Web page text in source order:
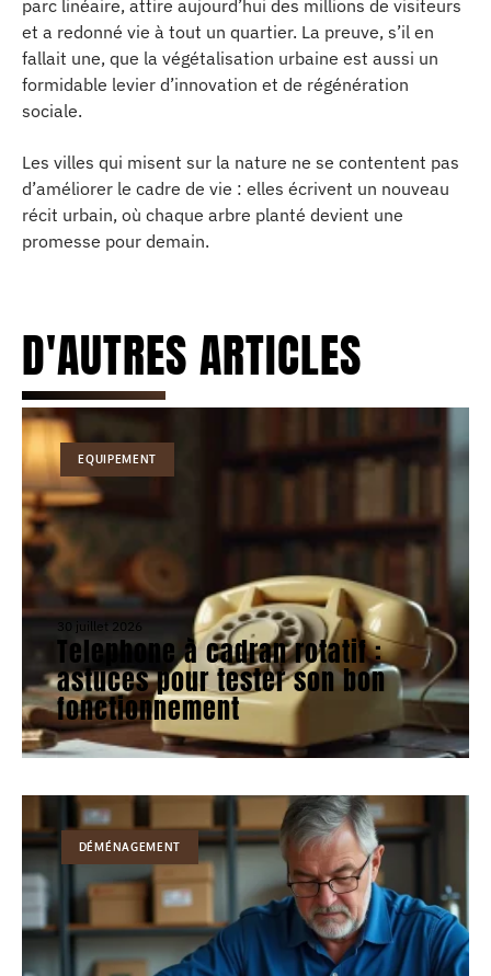
parc linéaire, attire aujourd’hui des millions de visiteurs
et a redonné vie à tout un quartier. La preuve, s’il en
fallait une, que la végétalisation urbaine est aussi un
formidable levier d’innovation et de régénération
sociale.
Les villes qui misent sur la nature ne se contentent pas
d’améliorer le cadre de vie : elles écrivent un nouveau
récit urbain, où chaque arbre planté devient une
promesse pour demain.
D'AUTRES ARTICLES
EQUIPEMENT
30 juillet 2026
Telephone à cadran rotatif :
astuces pour tester son bon
fonctionnement
DÉMÉNAGEMENT